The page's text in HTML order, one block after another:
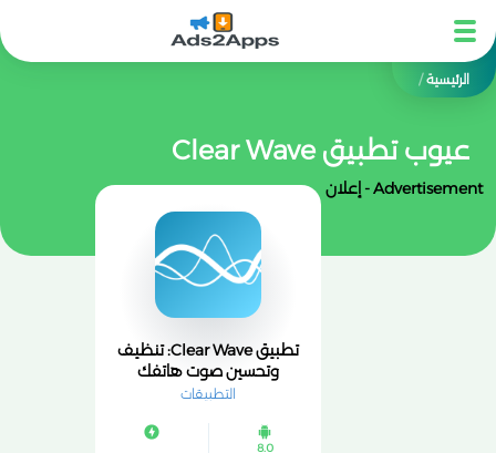
الرئيسية/
عيوب تطبيق Clear Wave
Advertisement - إعلان
تطبيق Clear Wave: تنظيف
وتحسين صوت هاتفك
بسهولة وفعالية
التطبيقات
8.0